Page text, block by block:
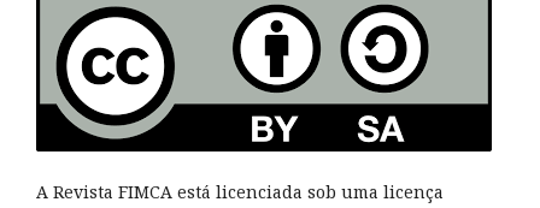
A Revista FIMCA está licenciada sob uma licença